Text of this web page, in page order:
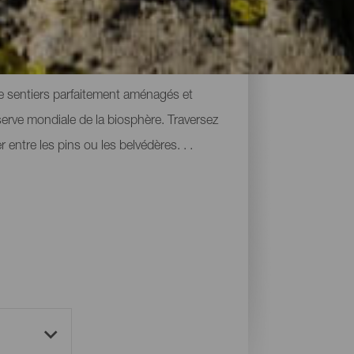
sentiers parfaitement aménagés et
mondiale de la biosphère. Traversez
entre les pins ou les belvédères. . .